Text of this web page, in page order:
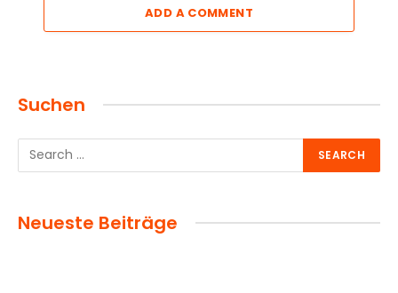
ADD A COMMENT
Suchen
Neueste Beiträge